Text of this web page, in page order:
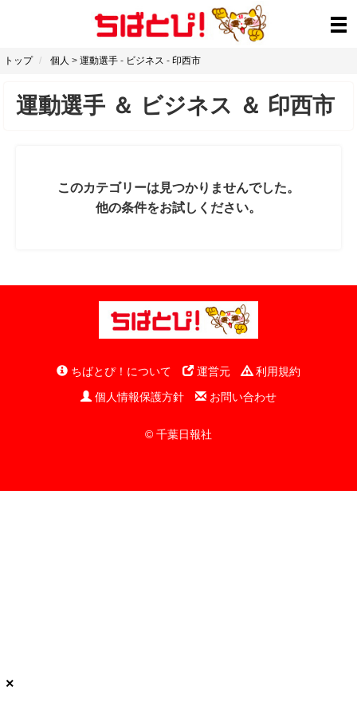
トップ 個人 > 運動選手 - ビジネス - 印西市
運動選手 ＆ ビジネス ＆ 印西市
このカテゴリーは見つかりませんでした。
他の条件をお試しください。
ちばとぴ！について 運営元
利用規約
個人情報保護方針
お問い合わせ
© 千葉日報社
×